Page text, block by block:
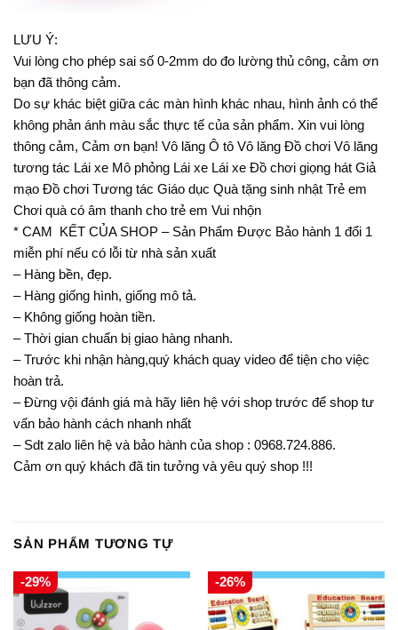
LƯU Ý:
Vui lòng cho phép sai số 0-2mm do đo lường thủ công, cảm ơn
bạn đã thông cảm.
Do sự khác biệt giữa các màn hình khác nhau, hình ảnh có thể
không phản ánh màu sắc thực tế của sản phẩm. Xin vui lòng
thông cảm, Cảm ơn bạn! Vô lăng Ô tô Vô lăng Đồ chơi Vô lăng
tương tác Lái xe Mô phỏng Lái xe Lái xe Đồ chơi giọng hát Giả
mạo Đồ chơi Tương tác Giáo dục Quà tặng sinh nhật Trẻ em
Chơi quà có âm thanh cho trẻ em Vui nhộn
* CAM KẾT CỦA SHOP – Sản Phẩm Được Bảo hành 1 đổi 1
miễn phí nếu có lỗi từ nhà sản xuất
– Hàng bền, đẹp.
– Hàng giống hình, giống mô tả.
– Không giống hoàn tiền.
– Thời gian chuẩn bị giao hàng nhanh.
– Trước khi nhận hàng,quý khách quay video để tiện cho việc
hoàn trả.
– Đừng vội đánh giá mà hãy liên hệ với shop trước để shop tư
vấn bảo hành cách nhanh nhất
– Sdt zalo liên hệ và bảo hành của shop : 0968.724.886.
Cảm ơn quý khách đã tin tưởng và yêu quý shop !!!
SẢN PHẨM TƯƠNG TỰ
-29% -26%